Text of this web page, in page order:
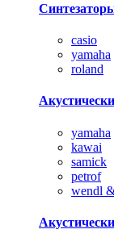
casio
yamaha
roland
yamaha
kawai
samick
petrof
wendl